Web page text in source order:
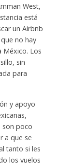
West,
está
un Airbnb
no hay
México. Los
sin
para
y apoyo
son poco
a que se
tanto si les
los vuelos